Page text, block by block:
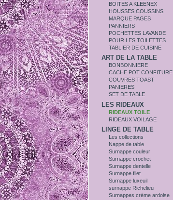
BOITES A KLEENEX
HOUSSES COUSSINS
MARQUE PAGES
PANNIERS
POCHETTES LAVANDE
POUR LES TOILETTES
TABLIER DE CUISINE
ART DE LA TABLE
BONBONNIERE
CACHE POT CONFITURE
COUVRES TOAST
PANIERES
SET DE TABLE
LES RIDEAUX
RIDEAUX TOILE
RIDEAUX VOILAGE
LINGE DE TABLE
Les collections
Nappe de table
Surnappe couleur
Surnappe crochet
Surnappe dentelle
Surnappe filet
Surnappe luxeuil
surnappe Richelieu
Surnappes créme ardoise